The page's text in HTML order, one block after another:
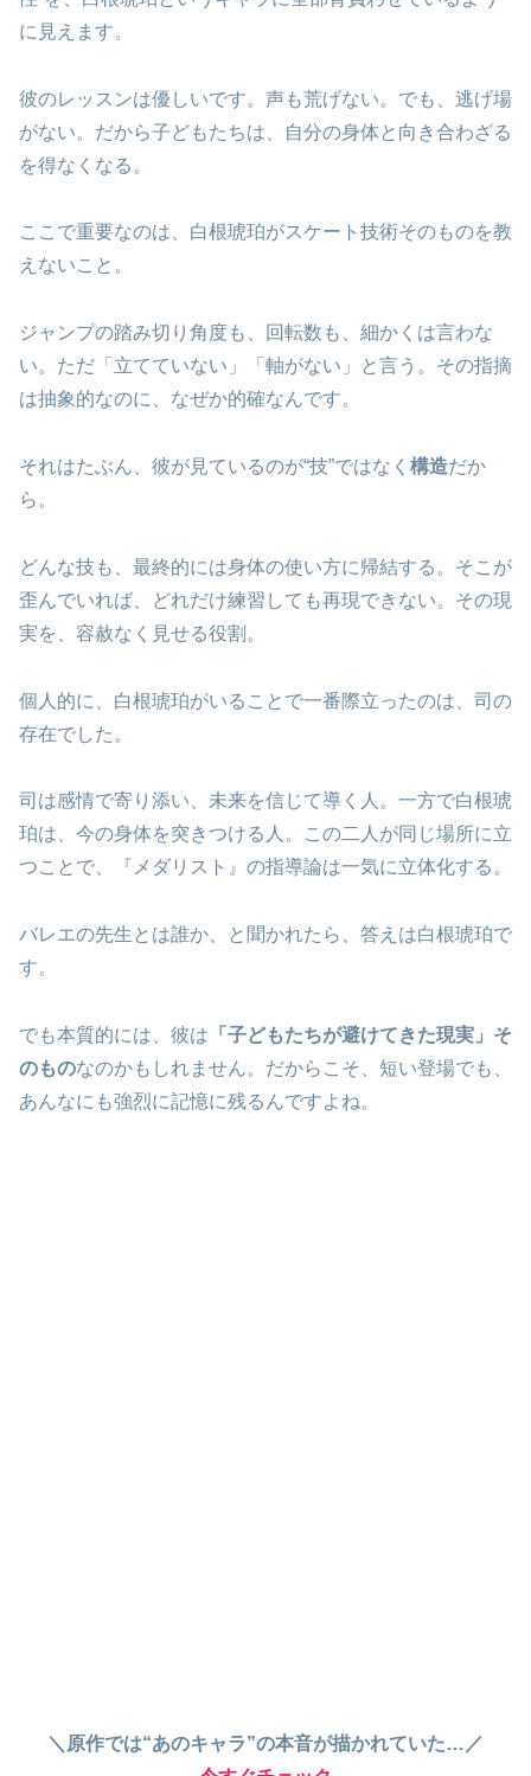
に見えます。
彼のレッスンは優しいです。声も荒げない。でも、逃げ場
がない。だから子どもたちは、自分の身体と向き合わざる
を得なくなる。
ここで重要なのは、白根琥珀がスケート技術そのものを教
えないこと。
ジャンプの踏み切り角度も、回転数も、細かくは言わな
い。ただ「立てていない」「軸がない」と言う。その指摘
は抽象的なのに、なぜか的確なんです。
それはたぶん、彼が見ているのが“技”ではなく 構造だか
ら。
どんな技も、最終的には身体の使い方に帰結する。そこが
歪んでいれば、どれだけ練習しても再現できない。その現
実を、容赦なく見せる役割。
個人的に、白根琥珀がいることで一番際立ったのは、司の
存在でした。
司は感情で寄り添い、未来を信じて導く人。一方で白根琥
珀は、今の身体を突きつける人。この二人が同じ場所に立
つことで、『メダリスト』の指導論は一気に立体化する。
バレエの先生とは誰か、と聞かれたら、答えは白根琥珀で
す。
でも本質的には、彼は 「子どもたちが避けてきた現実」そ
のものなのかもしれません。だからこそ、短い登場でも、
あんなにも強烈に記憶に残るんですよね。
＼原作では“あのキャラ”の本音が描かれていた…／